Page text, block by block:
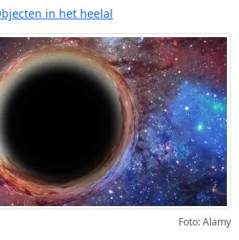
in het heelal
Foto: Alamy